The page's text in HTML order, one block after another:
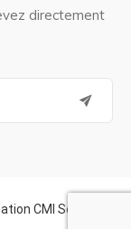
directement
CMI Services